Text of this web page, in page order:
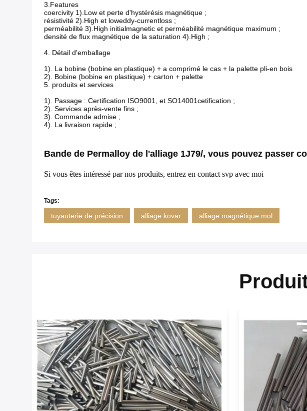
3.Features
coercivity 1).Low et perte d'hystérésis magnétique ;
résistivité 2).High et loweddy-currentloss ;
perméabilité 3).High initialmagnetic et perméabilité magnétique maximum ;
densité de flux magnétique de la saturation 4).High ;
4. Détail d'emballage
1). La bobine (bobine en plastique) + a comprimé le cas + la palette pli-en bois
2). Bobine (bobine en plastique) + carton + palette
5. produits et services
1). Passage : Certification ISO9001, et SO14001cetification ;
2). Services après-vente fins ;
3). Commande admise ;
4). La livraison rapide ;
Bande de Permalloy de l'alliage 1J79/, vous pouvez passer
Si vous êtes intéressé par nos produits, entrez en contact svp avec moi
Tags:
tuyauterie de précision alliage kovar alliage magnétique mol